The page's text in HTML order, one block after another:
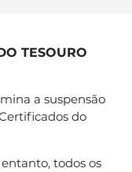
TESOURO
a suspensão
do
todos os